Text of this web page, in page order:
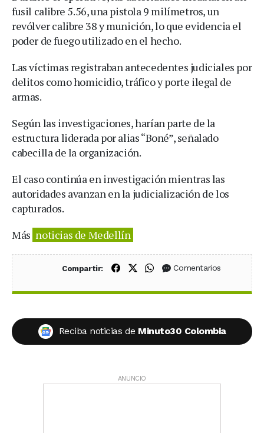
fusil calibre 5.56, una pistola 9 milímetros, un
revólver calibre 38 y munición, lo que evidencia el
poder de fuego utilizado en el hecho.
Las víctimas registraban antecedentes judiciales por
delitos como homicidio, tráfico y porte ilegal de
armas.
Según las investigaciones, harían parte de la
estructura liderada por alias “Boné”, señalado
cabecilla de la organización.
El caso continúa en investigación mientras las
autoridades avanzan en la judicialización de los
capturados.
Más noticias de Medellín
Compartir: Compartir en Facebook
Compartir en X (Twitter)
Compartir en WhatsApp
Comentarios
Reciba noticias de Minuto30 Colombia
ANUNCIO